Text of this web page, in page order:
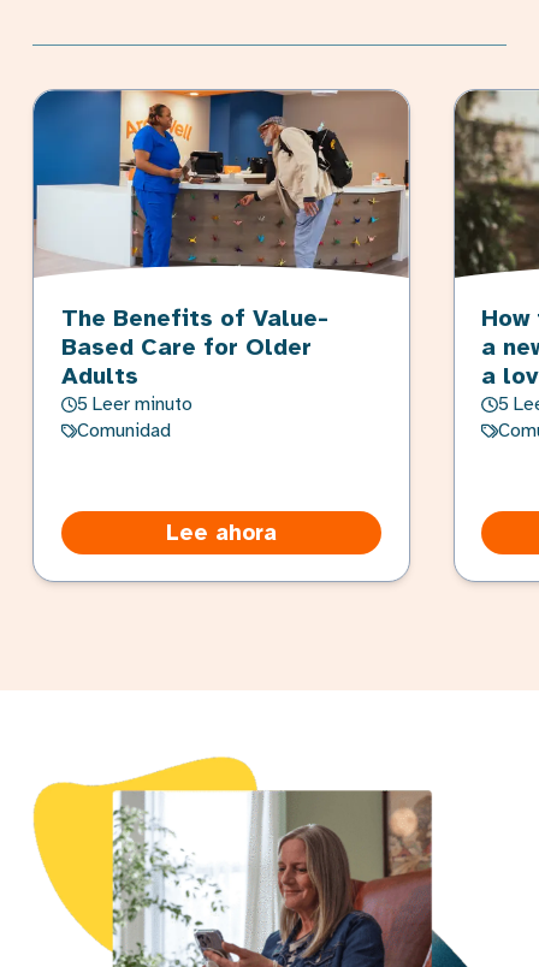
The Benefits of Value-
Based Care for Older
Adults
5 Leer minuto
Comunidad
Lee ahora
a
a
5